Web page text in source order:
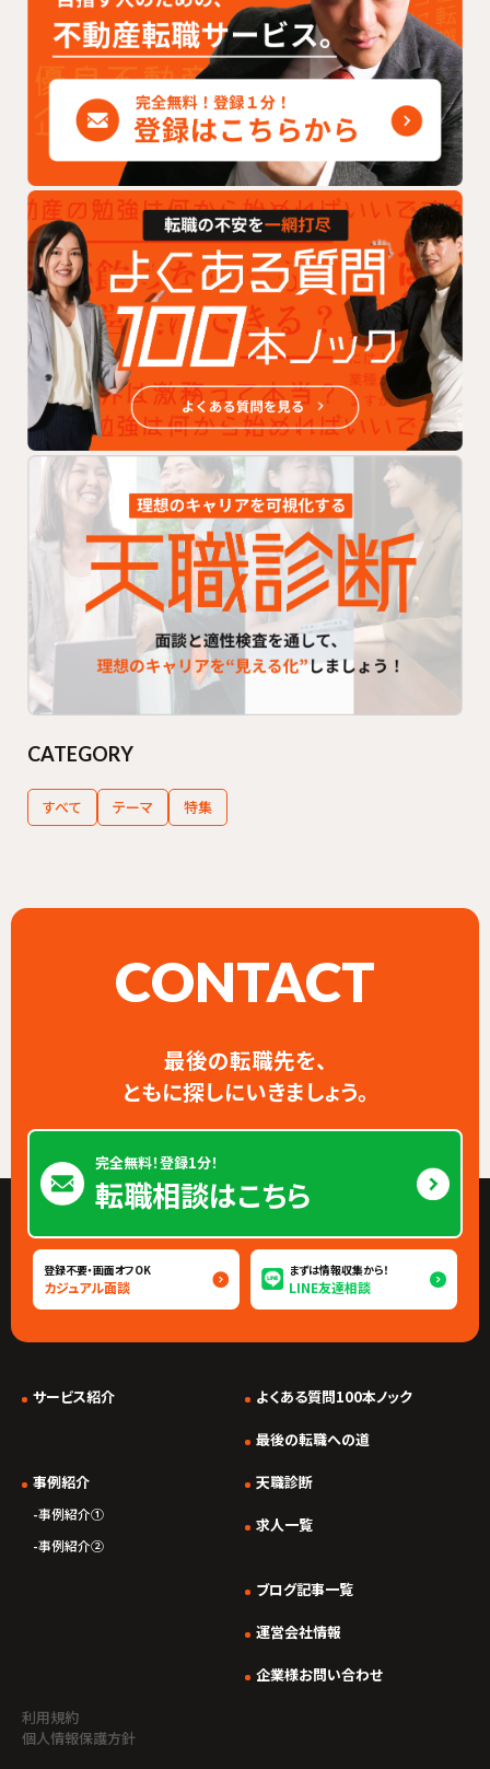
CATEGORY
すべて テーマ 特集
CONTACT
最後の転職先を、
ともに探しにいきましょう。
完全無料！登録1分！
転職相談はこちら
登録不要・画面オフOK
カジュアル面談
まずは情報収集から！
LINE友達相談
サービス紹介
事例紹介
事例紹介①
事例紹介②
よくある質問100本ノック
最後の転職への道
天職診断
求人一覧
ブログ記事一覧
運営会社情報
企業様お問い合わせ
利用規約
個人情報保護方針